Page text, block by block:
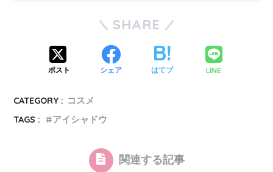
SHARE
ポスト シェア はてブ LINE
CATEGORY : コスメ
TAGS :
アイシャドウ
関連する記事